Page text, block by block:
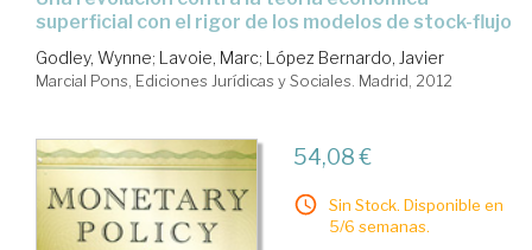
superficial con el rigor de los modelos de stock-flujo
Godley, Wynne; Lavoie, Marc; López Bernardo, Javier
Marcial Pons, Ediciones Jurídicas y Sociales. Madrid, 2012
54,08 €
Sin Stock. Disponible en
5/6 semanas.